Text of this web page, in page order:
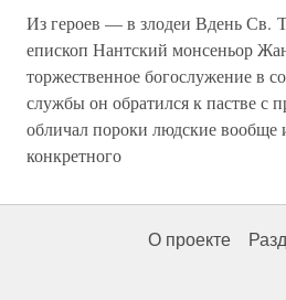
Из героев — в злодеи Вдень Св.
епископ Нантский монсеньор
торжественное богослужение в
службы он обратился к пастве с
обличал пороки людские вообще
конкретного
О проекте